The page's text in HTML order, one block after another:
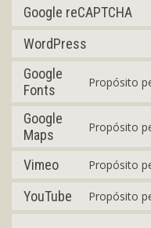
Google reCAPTCHA
WordPress
Google
Fonts
Propósito
Google
Maps
Propósito
Vimeo Propósito
YouTube Propósito